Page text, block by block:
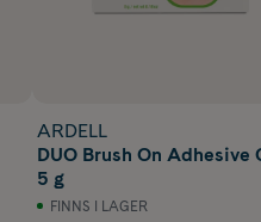
ARDELL
DUO Brush On Adhesive
5 g
FINNS I LAGER